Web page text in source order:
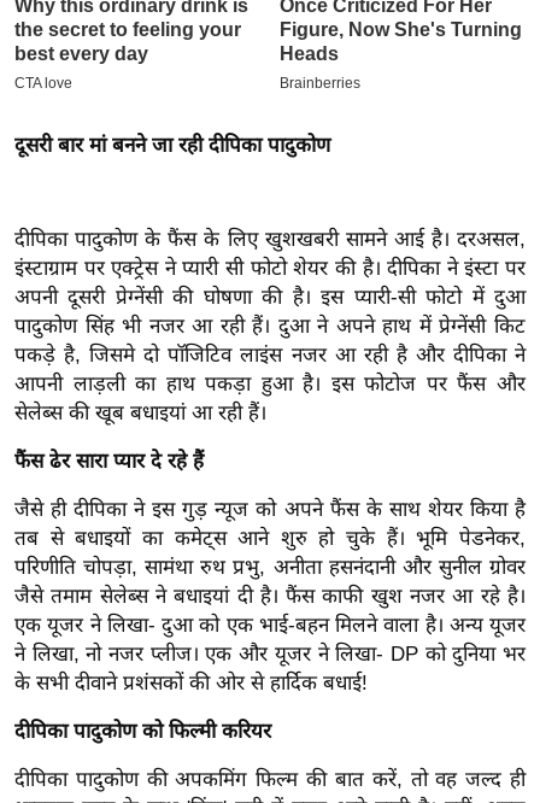
पे
प
र
मि
सा
बे
मि
सा
ल
श
ख्सि
यं
ग
इं
डि
या
सा
त्य
ज
दूसरी बार मां बनने जा रही दीपिका पादुकोण
दीपिका पादुकोण के फैंस के लिए खुशखबरी सामने आई है। दरअसल,
इंस्टाग्राम पर एक्ट्रेस ने प्यारी सी फोटो शेयर की है। दीपिका ने इंस्टा पर
अपनी दूसरी प्रेग्नेंसी की घोषणा की है। इस प्यारी-सी फोटो में दुआ
पादुकोण सिंह भी नजर आ रही हैं। दुआ ने अपने हाथ में प्रेग्नेंसी किट
पकड़े है, जिसमे दो पॉजिटिव लाइंस नजर आ रही है और दीपिका ने
आपनी लाड़ली का हाथ पकड़ा हुआ है। इस फोटोज पर फैंस और
सेलेब्स की खूब बधाइयां आ रही हैं।
फैंस ढेर सारा प्यार दे रहे हैं
जैसे ही दीपिका ने इस गुड़ न्यूज को अपने फैंस के साथ शेयर किया है
तब से बधाइयों का कमेट्स आने शुरु हो चुके हैं। भूमि पेडनेकर,
परिणीति चोपड़ा, सामंथा रुथ प्रभु, अनीता हसनंदानी और सुनील ग्रोवर
जैसे तमाम सेलेब्स ने बधाइयां दी है। फैंस काफी खुश नजर आ रहे है।
एक यूजर ने लिखा- दुआ को एक भाई-बहन मिलने वाला है। अन्य यूजर
ने लिखा, नो नजर प्लीज। एक और यूजर ने लिखा- DP को दुनिया भर
के सभी दीवाने प्रशंसकों की ओर से हार्दिक बधाई!
दीपिका पादुकोण को फिल्मी करियर
दीपिका पादुकोण की अपकमिंग फिल्म की बात करें, तो वह जल्द ही